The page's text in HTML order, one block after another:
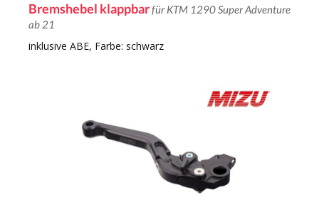
Bremshebel klappbarfür KTM 1290 Super Adventure
ab 21
inklusive ABE, Farbe: schwarz